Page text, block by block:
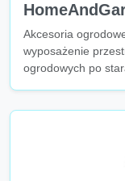
Akcesoria
wyposażenie
ogrodowych po